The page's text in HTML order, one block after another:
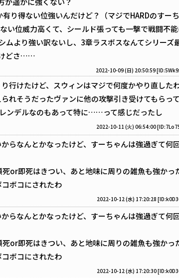
り得ない位強いんだけど？（マジでHARDのすー
い位威力高くて、シールド張っても一撃で戦闘不
ムより強い訳ないし、3章ラスボスなんてシリーズ
けどさ……
2022-10-09 (日) 20:50:59
行けたけど、スウィンはマジで何度かやり直した
れそうだったヴァンに他の攻撃引き受けてもらっ
ンデルなのもあって特に……って感じだったし
2022-10-11 (火) 06:54:00
らなんとかなったけど、すーちゃんは強過ぎて何
or即死はきつい、あと地味に周りの雑魚も強かっ
ボコにされたわ
2022-10-12 (水) 17:20:28
らなんとかなったけど、すーちゃんは強過ぎて何
or即死はきつい、あと地味に周りの雑魚も強かっ
ボコにされたわ
2022-10-12 (水) 17:20:30